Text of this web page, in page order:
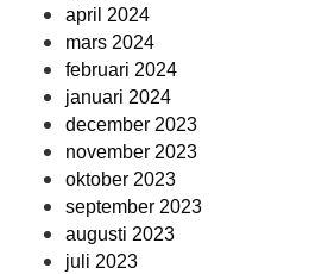
april 2024
mars 2024
februari 2024
januari 2024
december 2023
november 2023
oktober 2023
september 2023
augusti 2023
juli 2023